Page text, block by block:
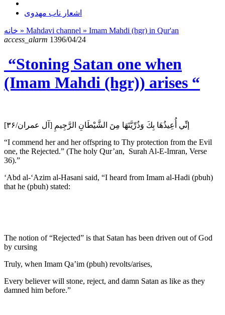
اشعار ناب مهدوی
» Mahdavi channel » Imam Mahdi (hgr) in Qur'an
access_alarm 1396/04/24
“Stoning Satan one when
(Imam Mahdi (hgr)) arises “
إنِّي أُعِيذُهَا بِكَ وَذُرِّيَّتَهَا مِنَ الشَّيْطَانِ الرَّجِيمِ [آل عمران/۳۶]
“I commend her and her offspring to Thy protection from the Evil
one, the Rejected.” (The holy Qur’an, Surah Al-E-Imran, Verse
36).”
‘Abd al-‘Azim al-Hasani said, “I heard from Imam al-Hadi (pbuh)
that he (pbuh) stated:
The notion of “Rejected” is that Satan has been driven out of God
by cursing
Truly, when Imam Qa’im (pbuh) revolts/arises,
Every believer will stone, reject, and damn Satan as like as they
damned him before.”